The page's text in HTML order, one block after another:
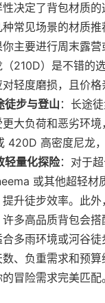
决定了背包材质
常见场景的材质推
你主要进行周末露营
210D）是不错的
轻度磨损，且价
徒步与登山：长途
大负荷和恶劣环
420D 高密度尼龙
轻量化探险：对于
或其他超轻材
升徒步效率。此
多高品质背包会
多雨环境或河谷徒
、负重需求和预算
冒险需求完美匹配。